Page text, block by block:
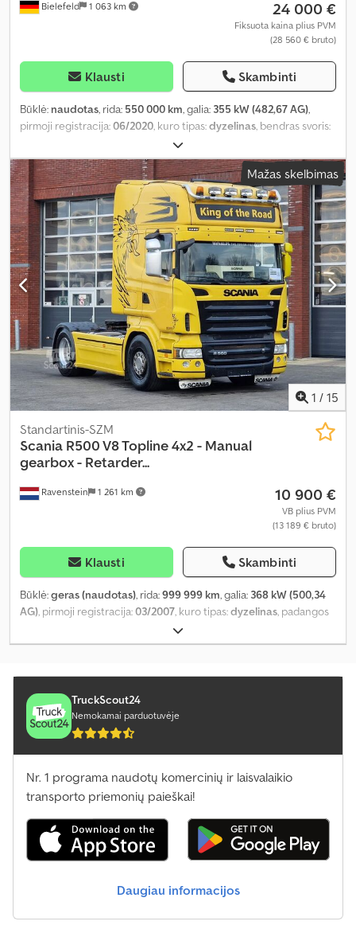
Bielefeld 1 063 km 24 000 €
Fiksuota kaina plius PVM
(28 560 € bruto)
Klausti Skambinti
Būklė: naudotas, rida: 550 000 km, galia: 355 kW (482,67 AG),
pirmoji registracija:06/2020, kuro tipas:dyzelinas, bendras svoris:
2 ašys
mėlyna, pavaros tipas:automatinis, emisijos klasė:Euro 6, Įranga:
ABS, autonominis šildytuvas, elektroninė stabilumo programa
(ESP), navigacijos sistema, oro kondicionavimas,
Mažas skelbimas
1 / 15
Ravenstein 1 261 km
Standartinis-SZM
Scania R500 V8 Topline 4x2 - Manual
gearbox - Retarder...
10 900 €
VB plius PVM
(13 189 € bruto)
Klausti Skambinti
Būklė:geras (naudotas), rida:999 999 km, galia: 368 kW (500,34
AG), pirmoji registracija:03/2007, kuro tipas:dyzelinas, padangos
, ašių konfigūracija:
stabdžiai:retarderis, spalva:geltonas, vairuotojo kabina:
emisijos klasė:Euro 5, pakaba:plienas-oras, leistina ašies apkrova
(ašis 1):7 100 kg, leistina ašies apkrova (ašis 2):
metai:2007, Įranga:ABS, AdBlue, autonominis šildytuvas,
centrinis užraktas, kruizo kontrolė, oro kondicionavimas,
TruckScout24
Nemokamai parduotuvėje
Nr. 1 programa naudotų komercinių ir laisvalaikio
transporto priemonių paieškai!
Daugiau informacijos